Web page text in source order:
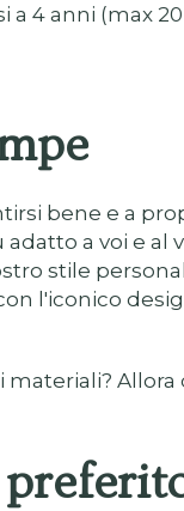
4 anni (max
bene e a
a voi e
stile
l'iconico